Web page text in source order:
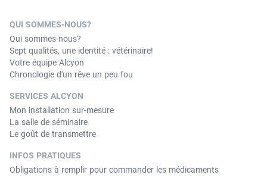
QUI SOMMES-NOUS?
Qui sommes-nous?
Sept qualités, une identité : vétérinaire!
Votre équipe Alcyon
Chronologie d'un rêve un peu fou
SERVICES ALCYON
Mon installation sur-mesure
La salle de séminaire
Le goût de transmettre
INFOS PRATIQUES
Obligations à remplir pour commander les médicaments